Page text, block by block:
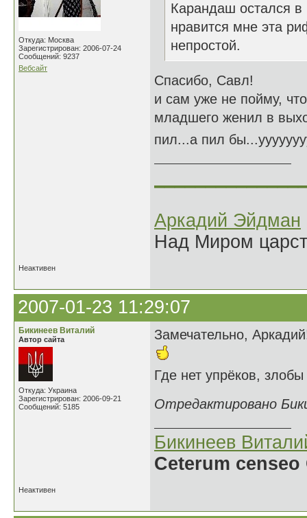
Откуда: Москва
Зарегистрирован: 2006-07-24
Сообщений: 9237
Вебсайт
Карандаш остался
нравится мне эта
непростой.
Спасибо, Савл!
и сам уже не пойму,
младшего женил в
пил...а пил
Аркадий Эйдман
Над Миром
Неактивен
2007-01-23 11:29:07
Бикинеев Виталий
Автор сайта
Откуда: Украина
Зарегистрирован: 2006-09-21
Сообщений: 5185
Замечательно,
Где нет упрёков,
Отредактировано
Бикинеев
Ceterum
Неактивен